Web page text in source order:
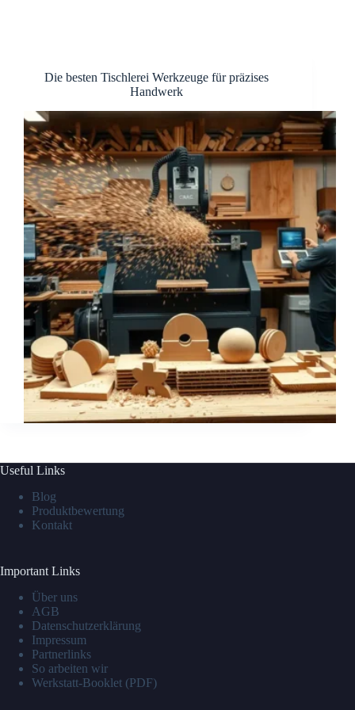
Die besten Tischlerei Werkzeuge für präzises
Handwerk
Useful Links
Blog
Produktbewertung
Kontakt
Important Links
Über uns
AGB
Datenschutzerklärung
Impressum
Partnerlinks
So arbeiten wir
Werkstatt-Booklet (PDF)